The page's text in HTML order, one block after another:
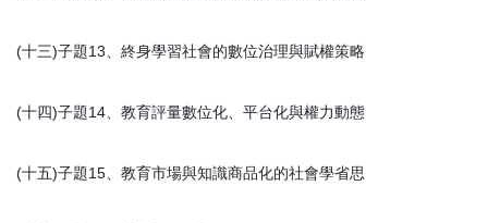
(十三)子題13、終身學習社會的數位治理與賦權策略
(十四)子題14、教育評量數位化、平台化與權力動態
(十五)子題15、教育市場與知識商品化的社會學省思